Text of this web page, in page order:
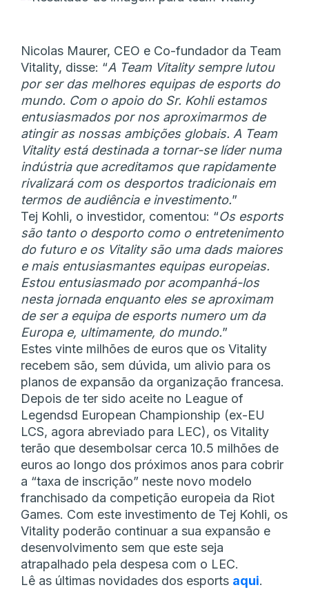
Nicolas Maurer, CEO e Co-fundador da Team
Vitality, disse: “A Team Vitality sempre lutou
por ser das melhores equipas de esports do
mundo. Com o apoio do Sr. Kohli estamos
entusiasmados por nos aproximarmos de
atingir as nossas ambições globais. A Team
Vitality está destinada a tornar-se líder numa
indústria que acreditamos que rapidamente
rivalizará com os desportos tradicionais em
termos de audiência e investimento.”
Tej Kohli, o investidor, comentou: “Os esports
são tanto o desporto como o entretenimento
do futuro e os Vitality são uma dads maiores
e mais entusiasmantes equipas europeias.
Estou entusiasmado por acompanhá-los
nesta jornada enquanto eles se aproximam
de ser a equipa de esports numero um da
Europa e, ultimamente, do mundo.”
Estes vinte milhões de euros que os Vitality
recebem são, sem dúvida, um alivio para os
planos de expansão da organização francesa.
Depois de ter sido aceite no League of
Legendsd European Championship (ex-EU
LCS, agora abreviado para LEC), os Vitality
terão que desembolsar cerca 10.5 milhões de
euros ao longo dos próximos anos para cobrir
a “taxa de inscrição” neste novo modelo
franchisado da competição europeia da Riot
Games. Com este investimento de Tej Kohli, os
Vitality poderão continuar a sua expansão e
desenvolvimento sem que este seja
atrapalhado pela despesa com o LEC.
Lê as últimas novidades dos esports aqui.